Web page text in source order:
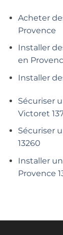
Acheter
Provence
Installer
en
Installer
Sécuriser
Victoret
Sécuriser
13260
Installer
Provence